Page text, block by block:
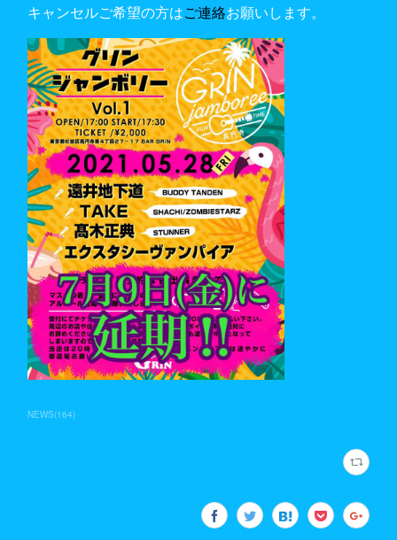
キャンセルご希望の方はご連絡お願いします。
NEWS(164)